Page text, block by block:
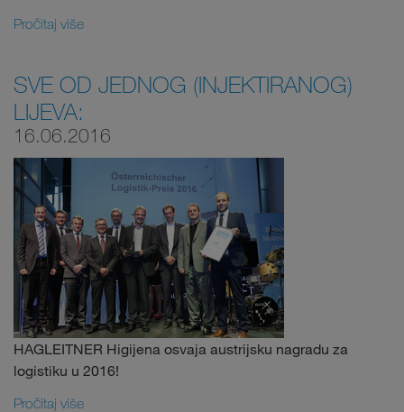
Pročitaj više
SVE OD JEDNOG (INJEKTIRANOG)
LIJEVA:
16.06.2016
HAGLEITNER Higijena osvaja austrijsku nagradu za
logistiku u 2016!
Pročitaj više